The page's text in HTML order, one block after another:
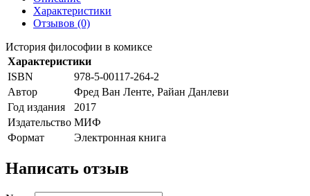
Характеристики
Отзывов (0)
История философии в комиксе
Характеристики
ISBN
978-5-00117-264-2
Автор
Фред Ван Ленте, Райан Данлеви
Год издания
2017
Издательство МИФ
Формат
Электронная книга
Написать отзыв